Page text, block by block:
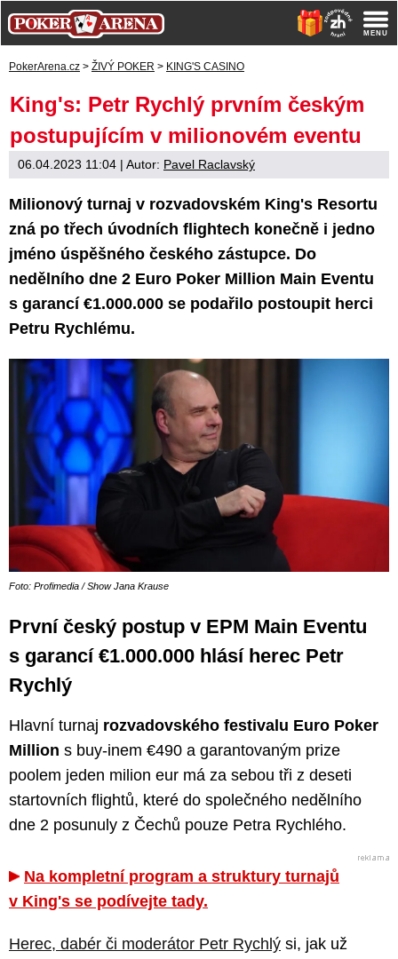
PokerArena.cz > ŽIVÝ POKER > KING'S CASINO
King's: Petr Rychlý prvním českým
postupujícím v milionovém eventu
06.04.2023 11:04 | Autor: Pavel Raclavský
Milionový turnaj v rozvadovském King's Resortu
zná po třech úvodních flightech konečně i jedno
jméno úspěšného českého zástupce. Do
nedělního dne 2 Euro Poker Million Main Eventu
s garancí €1.000.000 se podařilo postoupit herci
Petru Rychlému.
Foto: Profimedia / Show Jana Krause
První český postup v EPM Main Eventu
s garancí €1.000.000 hlásí herec Petr
Rychlý
Hlavní turnaj rozvadovského festivalu Euro Poker
Million s buy-inem €490 a garantovaným prize
poolem jeden milion eur má za sebou tři z deseti
startovních flightů, které do společného nedělního
dne 2 posunuly z Čechů pouze Petra Rychlého.
Na kompletní program a struktury turnajů
v King's se podívejte tady.
Herec, dabér či moderátor Petr Rychlý si, jak už